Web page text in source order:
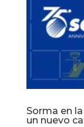
Sorma en
un nuevo